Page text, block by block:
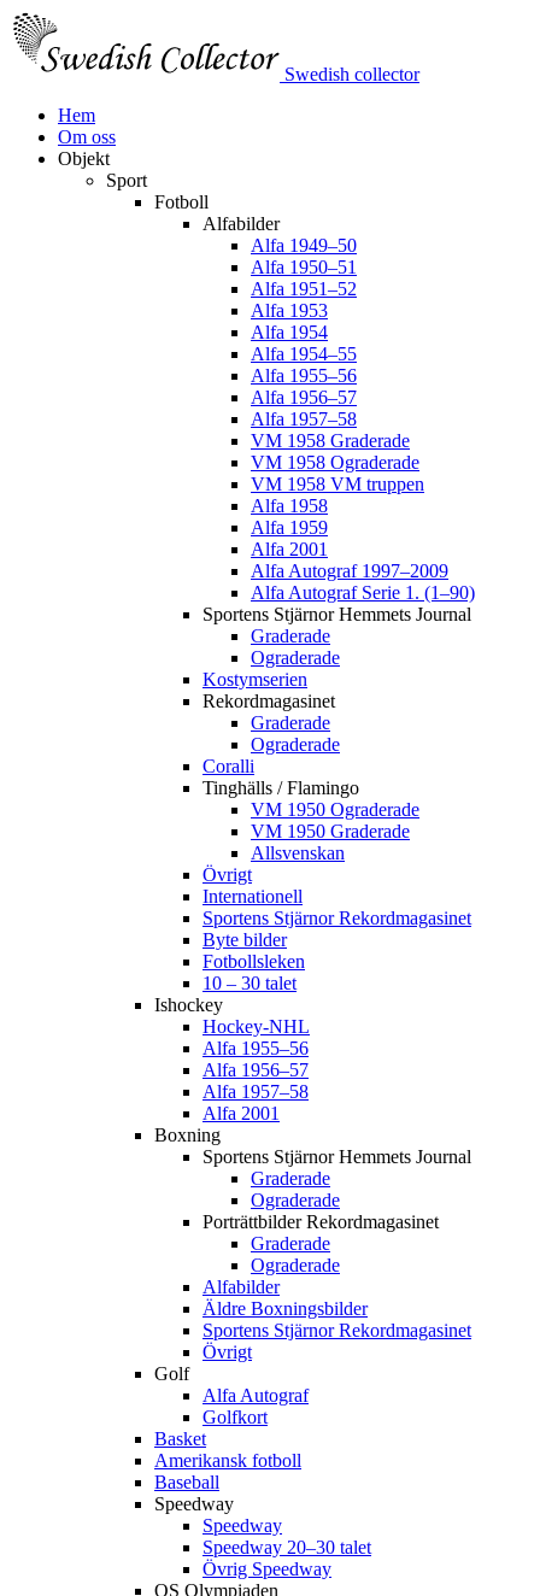
Swedish collector
Hem
Om oss
Objekt
Sport
Fotboll
Alfabilder
Alfa 1949–50
Alfa 1950–51
Alfa 1951–52
Alfa 1953
Alfa 1954
Alfa 1954–55
Alfa 1955–56
Alfa 1956–57
Alfa 1957–58
VM 1958 Graderade
VM 1958 Ograderade
VM 1958 VM truppen
Alfa 1958
Alfa 1959
Alfa 2001
Alfa Autograf 1997–2009
Alfa Autograf Serie 1. (1–90)
Sportens Stjärnor Hemmets Journal
Graderade
Ograderade
Kostymserien
Rekordmagasinet
Graderade
Ograderade
Coralli
Tinghälls / Flamingo
VM 1950 Ograderade
VM 1950 Graderade
Allsvenskan
Övrigt
Internationell
Sportens Stjärnor Rekordmagasinet
Byte bilder
Fotbollsleken
10 – 30 talet
Ishockey
Hockey-NHL
Alfa 1955–56
Alfa 1956–57
Alfa 1957–58
Alfa 2001
Boxning
Sportens Stjärnor Hemmets Journal
Graderade
Ograderade
Porträttbilder Rekordmagasinet
Graderade
Ograderade
Alfabilder
Äldre Boxningsbilder
Sportens Stjärnor Rekordmagasinet
Övrigt
Golf
Alfa Autograf
Golfkort
Basket
Amerikansk fotboll
Baseball
Speedway
Speedway
Speedway 20–30 talet
Övrig Speedway
OS Olympiaden